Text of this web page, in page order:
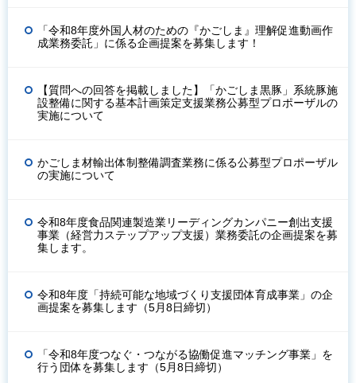
「令和8年度外国人材のための『かごしま』理解促進動画作
成業務委託」に係る企画提案を募集します！
【質問への回答を掲載しました】「かごしま黒豚」系統豚施
設整備に関する基本計画策定支援業務公募型プロポーザルの
実施について
かごしま材輸出体制整備調査業務に係る公募型プロポーザル
の実施について
令和8年度食品関連製造業リーディングカンパニー創出支援
事業（経営力ステップアップ支援）業務委託の企画提案を募
集します。
令和8年度「持続可能な地域づくり支援団体育成事業」の企
画提案を募集します（5月8日締切）
「令和8年度つなぐ・つながる協働促進マッチング事業」を
行う団体を募集します（5月8日締切）